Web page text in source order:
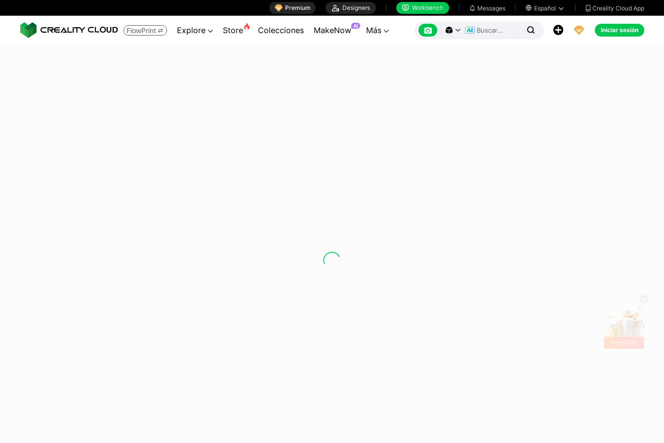
 Premium  Designers  Workbench  Messages  Español   Creality Cloud App
FlowPrint  Explore  Store Colecciones MakeNow AI Más        Iniciar sesión
Free Gifts